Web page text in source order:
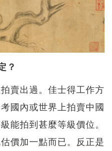
？
賣出過。佳士得工作方
國內或世界上拍賣中國
能拍到甚麼等級價位。
價加一點而已。反正是